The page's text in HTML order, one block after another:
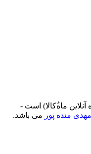
ماه‌‌‌‌‌‌ُکالا) است -
مهدی منده پور می باشد.